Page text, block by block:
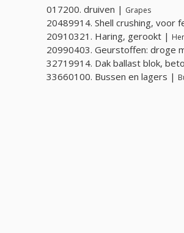
017200. druiven | Grapes
20489914. Shell crushing, voor
20910321. Haring, gerookt |
20990403. Geurstoffen: droge
32719914. Dak ballast blok,
33660100. Bussen en lagers |